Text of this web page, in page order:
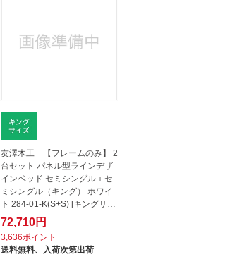
友澤木工 【フレームのみ】 2
台セット パネル型ラインデザ
インベッド セミシングル＋セ
ミシングル（キング） ホワイ
ト 284-01-K(S+S) [キングサ
イ...
72,710円
3,636ポイント
送料無料、
入荷次第出荷